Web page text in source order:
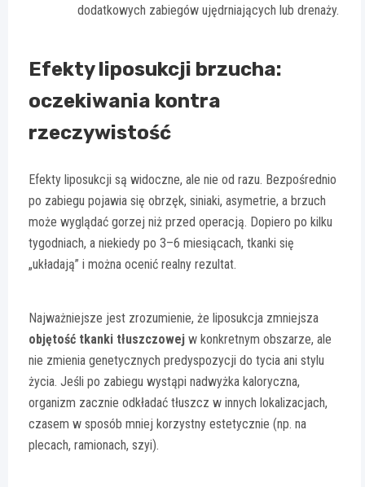
dodatkowych zabiegów ujędrniających lub drenaży.
Efekty liposukcji brzucha:
oczekiwania kontra
rzeczywistość
Efekty liposukcji są widoczne, ale nie od razu. Bezpośrednio
po zabiegu pojawia się obrzęk, siniaki, asymetrie, a brzuch
może wyglądać gorzej niż przed operacją. Dopiero po kilku
tygodniach, a niekiedy po 3–6 miesiącach, tkanki się
„układają” i można ocenić realny rezultat.
Najważniejsze jest zrozumienie, że liposukcja zmniejsza
objętość tkanki tłuszczowej w konkretnym obszarze, ale
nie zmienia genetycznych predyspozycji do tycia ani stylu
życia. Jeśli po zabiegu wystąpi nadwyżka kaloryczna,
organizm zacznie odkładać tłuszcz w innych lokalizacjach,
czasem w sposób mniej korzystny estetycznie (np. na
plecach, ramionach, szyi).